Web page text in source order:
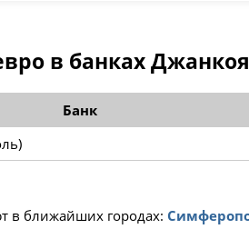
в банках Джанкоя
Банк
в ближайших городах: